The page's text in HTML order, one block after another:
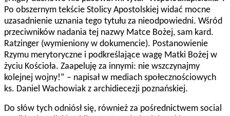
Po obszernym tekście Stolicy Apostolskiej widać mocne
uzasadnienie uznania tego tytułu za nieodpowiedni. Wśród
przeciwników nadania tej nazwy Matce Bożej, sam kard.
Ratzinger (wymieniony w dokumencie). Postanowienie
Rzymu merytoryczne i podkreślające wagę Matki Bożej w
życiu Kościoła. Zaapeluję za innymi: nie wszczynajmy
kolejnej wojny!” – napisał w mediach społecznościowych
ks. Daniel Wachowiak z archidiecezji poznańskiej.
Do słów tych odniósł się, również za pośrednictwem social